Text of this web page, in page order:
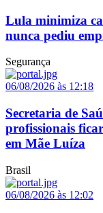
Lula minimiza
nunca pediu
Segurança
06/08/2026 às 12:18
Secretaria de
profissionais
em Mãe Luíza
Brasil
06/08/2026 às 12:02